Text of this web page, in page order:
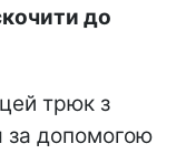
до
трюк з
за допомогою